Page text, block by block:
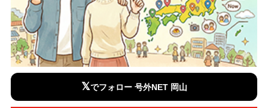
𝕏でフォロー 号外NET 岡山